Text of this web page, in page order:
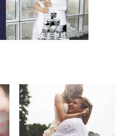
РЕКЛАМА